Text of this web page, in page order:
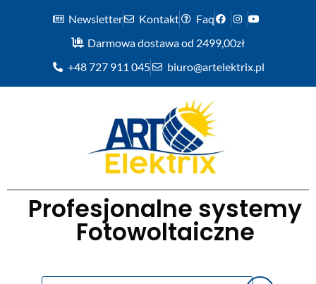
Newsletter Kontakt
Faq
Darmowa dostawa od 2499,00zł
+48 727 911 045
biuro@artelektrix.pl
Profesjonalne systemy
Fotowoltaiczne